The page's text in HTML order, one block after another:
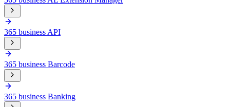
365 business API
365 business Barcode
365 business Banking